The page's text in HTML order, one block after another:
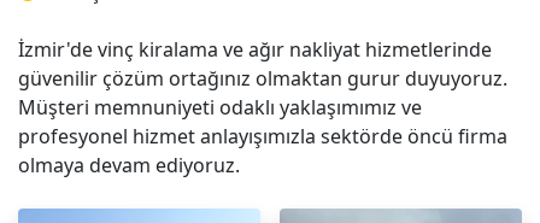
İzmir'de vinç kiralama ve ağır nakliyat hizmetlerinde
güvenilir çözüm ortağınız olmaktan gurur duyuyoruz.
Müşteri memnuniyeti odaklı yaklaşımımız ve
profesyonel hizmet anlayışımızla sektörde öncü firma
olmaya devam ediyoruz.